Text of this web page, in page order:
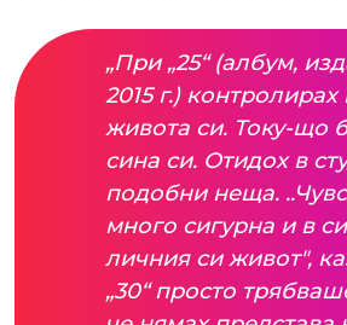
„При „25“ (албум,
2015 г.)
живота си. Току-що
сина си. Отидох в
подобни неща.
много сигурна и в
личния си живот",
„30“ просто